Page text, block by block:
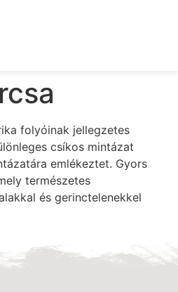
folyóinak jellegzetes
csíkos mintázat
emlékeztet. Gyors
természetes
és gerinctelenekkel